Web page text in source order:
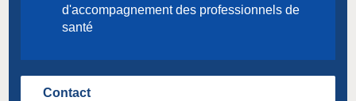
d'accompagnement des professionnels de
santé
Contact